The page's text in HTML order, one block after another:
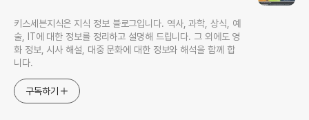
키스세븐지식은 지식 정보 블로그입니다. 역사, 과학, 상식, 예
술, IT에 대한 정보를 정리하고 설명해 드립니다. 그 외에도 영
화 정보, 시사 해설, 대중 문화에 대한 정보와 해석을 함께 합
니다.
구독하기